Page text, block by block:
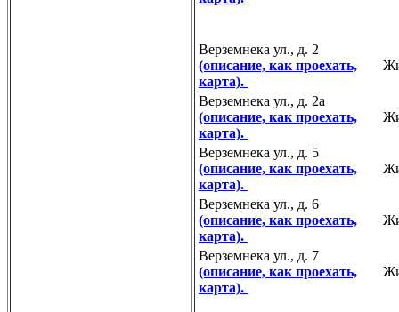
Верземнека ул., д. 2
(описание, как проехать,
карта).
Верземнека ул., д. 2а
(описание, как проехать,
карта).
Верземнека ул., д. 5
(описание, как проехать,
карта).
Верземнека ул., д. 6
(описание, как проехать,
карта).
Верземнека ул., д. 7
(описание, как проехать,
карта).